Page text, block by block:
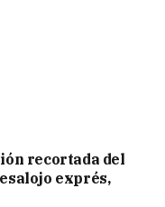
recortada del
exprés,